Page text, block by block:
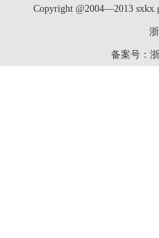
Copyright @2004—2013
备案号：